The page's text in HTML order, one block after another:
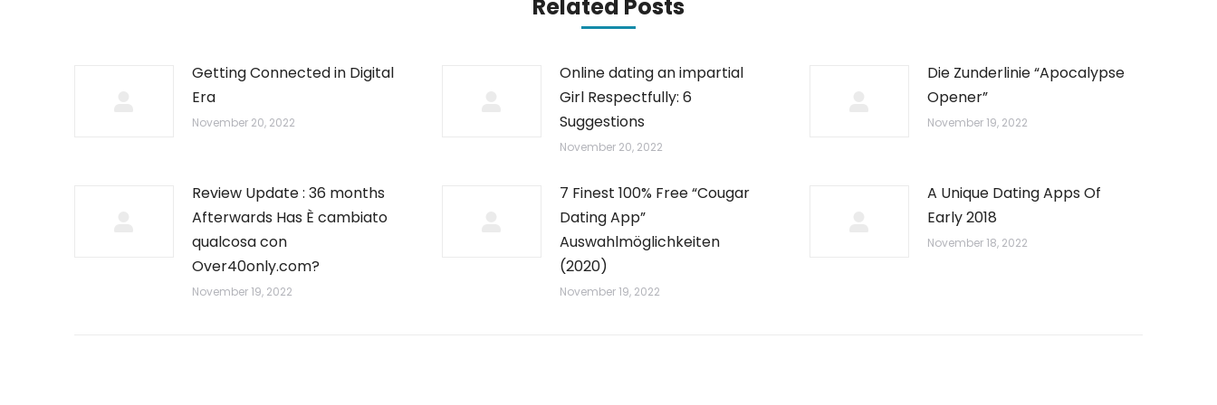
Related Posts
Getting Connected in Digital
Era
November 20, 2022
Online dating an impartial
Girl Respectfully: 6
Suggestions
November 20, 2022
Die Zunderlinie “Apocalypse
Opener”
November 19, 2022
Review Update : 36 months
Afterwards Has È cambiato
qualcosa con
Over40only.com?
November 19, 2022
7 Finest 100% Free “Cougar
Dating App”
Auswahlmöglichkeiten
(2020)
November 19, 2022
A Unique Dating Apps Of
Early 2018
November 18, 2022